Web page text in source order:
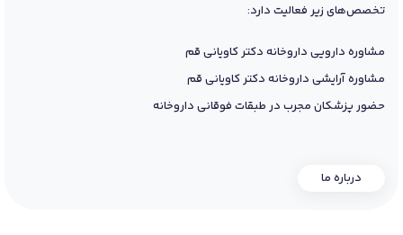
تخصص‌های زیر فعالیت دارد:
مشاوره دارویی داروخانه دکتر کاویانی قم
مشاوره آرایشی داروخانه دکتر کاویانی قم
حضور پزشکان مجرب در طبقات فوقانی داروخانه
درباره ما